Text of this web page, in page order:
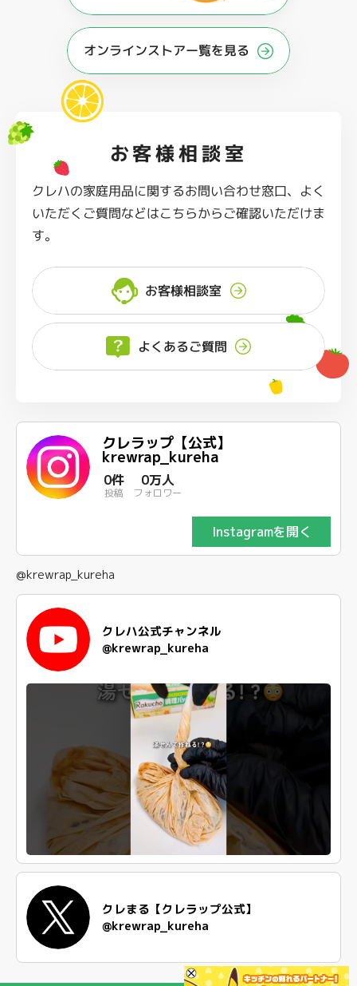
オンラインストアー覧を見る
お客様相談室
クレハの家庭用品に関するお問い合わせ窓口、よく
いただくご質問などはこちらからご確認いただけま
す。
お客様相談室
よくあるご質問
クレラップ【公式】
krewrap_kureha
0件
投稿
0万人
フォロワー
Instagramを開く
@krewrap_kureha
クレハ公式チャンネル
@krewrap_kureha
クレまる【クレラップ公式】
@krewrap_kureha